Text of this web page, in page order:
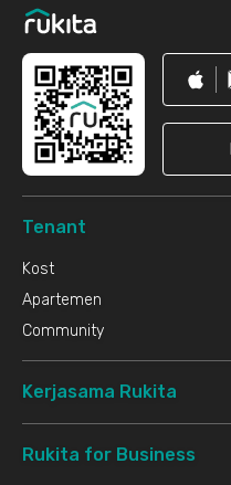
Tenant
Kost
Apartemen
Community
Kerjasama Rukita
Rukita for Business